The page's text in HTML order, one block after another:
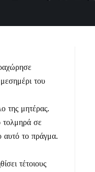
του
της μητέρας.
τολμηρά σε
αυτό το πράγμα.
τέτοιους